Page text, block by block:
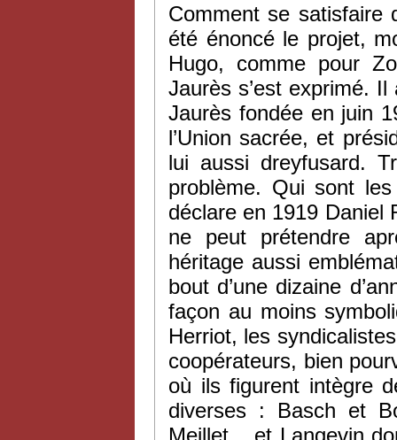
Comment se satisfaire
été énoncé le projet,
Hugo, comme pour
Jaurès s’est exprimé.
Jaurès fondée en juin
l’Union sacrée, et
lui aussi dreyfusard.
problème. Qui sont
déclare en 1919 Daniel
ne peut prétendre
héritage aussi
bout d’une dizaine
façon au moins
Herriot, les
coopérateurs, bien
où ils figurent intègre
diverses : Basch et
Meillet... et Langevin